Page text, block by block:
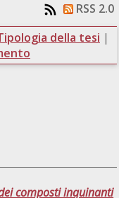
RSS 2.0
della tesi |
composti inquinanti